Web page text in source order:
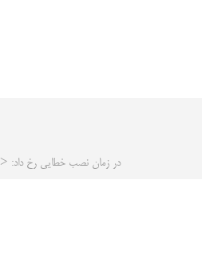
در زمان نصب خطایی رخ داد: <strong> </strong>